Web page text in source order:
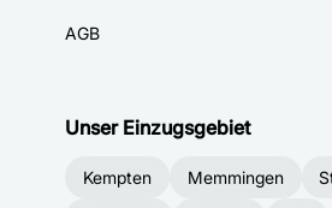
AGB
Unser Einzugsgebiet
Kempten Memmingen